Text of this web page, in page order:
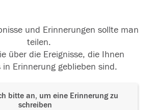
und Erinnerungen sollte man
teilen.
über die Ereignisse, die Ihnen
in Erinnerung geblieben sind.
bitte an, um eine Erinnerung zu
schreiben